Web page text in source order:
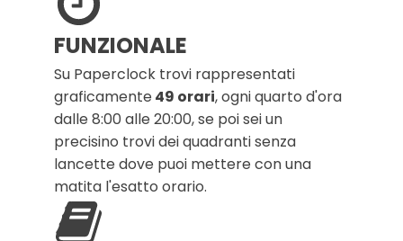
FUNZIONALE
Su Paperclock trovi rappresentati
graficamente 49 orari, ogni quarto d'ora
dalle 8:00 alle 20:00, se poi sei un
precisino trovi dei quadranti senza
lancette dove puoi mettere con una
matita l'esatto orario.